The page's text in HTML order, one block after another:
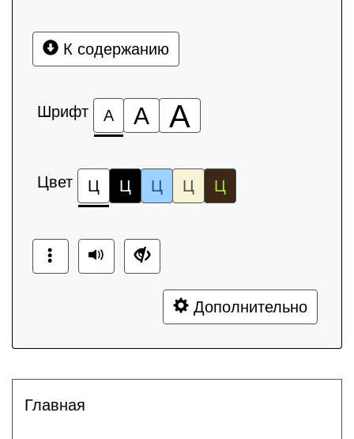
К содержанию
Шрифт А А А
Цвет Ц Ц Ц Ц Ц
Дополнительно
Главная